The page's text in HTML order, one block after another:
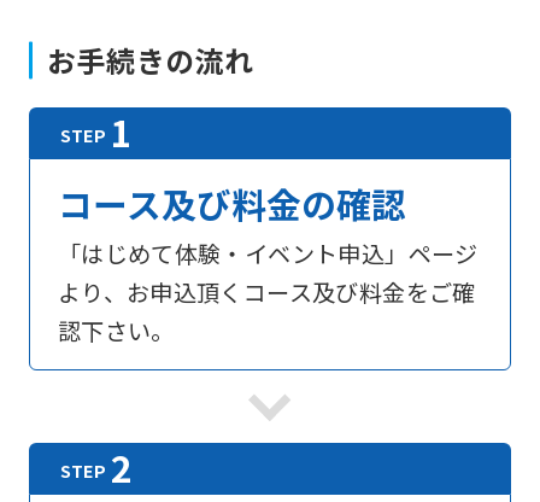
お手続きの流れ
コース及び料金の確認
「はじめて体験・イベント申込」ページ
より、お申込頂くコース及び料金をご確
認下さい。